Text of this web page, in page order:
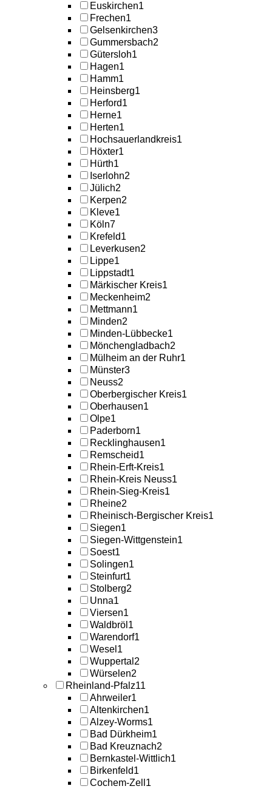
Euskirchen1
Frechen1
Gelsenkirchen3
Gummersbach2
Gütersloh1
Hagen1
Hamm1
Heinsberg1
Herford1
Herne1
Herten1
Hochsauerlandkreis1
Höxter1
Hürth1
Iserlohn2
Jülich2
Kerpen2
Kleve1
Köln7
Krefeld1
Leverkusen2
Lippe1
Lippstadt1
Märkischer Kreis1
Meckenheim2
Mettmann1
Minden2
Minden-Lübbecke1
Mönchengladbach2
Mülheim an der Ruhr1
Münster3
Neuss2
Oberbergischer Kreis1
Oberhausen1
Olpe1
Paderborn1
Recklinghausen1
Remscheid1
Rhein-Erft-Kreis1
Rhein-Kreis Neuss1
Rhein-Sieg-Kreis1
Rheine2
Rheinisch-Bergischer Kreis1
Siegen1
Siegen-Wittgenstein1
Soest1
Solingen1
Steinfurt1
Stolberg2
Unna1
Viersen1
Waldbröl 1
Warendorf1
Wesel 1
Wuppertal 2
Würselen2
Rheinland-Pfalz11
Ahrweiler1
Altenkirchen1
Alzey-Worms1
Bad Dürkheim1
Bad Kreuznach2
Bernkastel-Wittlich1
Birkenfeld1
Cochem-Zell 1